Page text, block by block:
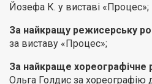
Йозефа К. у виставі «Процес»;
За найкращу режисерську
за виставу «Процес»;
За найкраще хореографічне
Ольга Голдис за хореографію